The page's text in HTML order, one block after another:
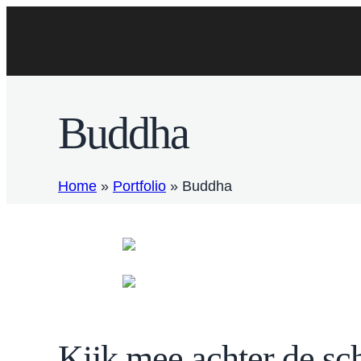
Buddha
Home » Portfolio » Buddha